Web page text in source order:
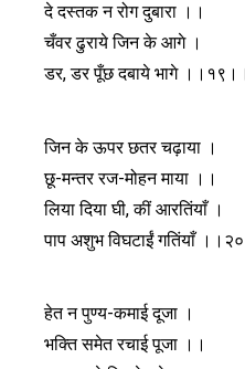
दे दस्तक न रोग दुबारा ।।
चँवर ढुराये जिन के आगे ।
डर, डर पूँछ दबाये भागे ।।१९।।
जिन के ऊपर छतर चढ़ाया ।
छू-मन्तर रज-मोहन माया ।।
लिया दिया घी, कीं आरतिंयाँ ।
पाप अशुभ विघटाईं गतिंयाँ
हेत न पुण्य-कमाई दूजा ।
भक्ति समेत रचाई पूजा ।।